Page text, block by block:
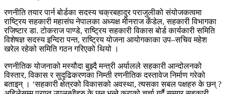
रणनीति तयार पार्न बोर्डका सदस्य चक्रबहादुर पराजुलीको संयोजकत्वमा
राष्ट्रिय सहकारी महासंघ नेपालका अध्यक्ष मीनराज कँडेल, सहकारी विभागका
रजिष्टार डा. टोकराज पाण्डे, राष्ट्रिय सहकारी विकास बोर्ड कार्यकारी समिति
विशेषज्ञ सदस्य इन्दिरा पन्त, राष्ट्रिय योजना आयोगकाका उप–सचिव महेश
खरेल रहेको समिति गठन गरिएको थियो ।
रणनीतिक योजनाको मस्यौदा बुझ्दै मन्त्री अर्यालले सहकारी आन्दोलनको
विस्तार, विकास र सुदृढिकरणका निम्ती रणनीतिक दस्तावेज निर्माण गरेको
बताइन् । ‘सहकारी क्षेत्रको विकासको अवस्था, त्यसका सबल पक्षहरु के छन् ?